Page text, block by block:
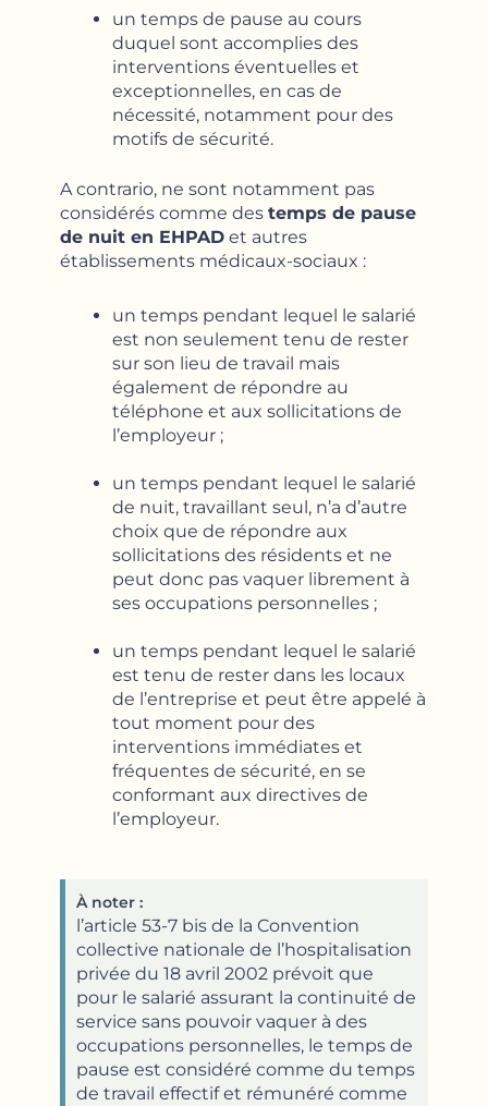
un temps de pause au cours
duquel sont accomplies des
interventions éventuelles et
exceptionnelles, en cas de
nécessité, notamment pour des
motifs de sécurité.
A contrario, ne sont notamment pas
considérés comme des temps de pause
de nuit en EHPAD et autres
établissements médicaux-sociaux :
un temps pendant lequel le salarié
est non seulement tenu de rester
sur son lieu de travail mais
également de répondre au
téléphone et aux sollicitations de
l’employeur ;
un temps pendant lequel le salarié
de nuit, travaillant seul, n’a d’autre
choix que de répondre aux
sollicitations des résidents et ne
peut donc pas vaquer librement à
ses occupations personnelles ;
un temps pendant lequel le salarié
est tenu de rester dans les locaux
de l’entreprise et peut être appelé à
tout moment pour des
interventions immédiates et
fréquentes de sécurité, en se
conformant aux directives de
l’employeur.
À noter :
l’article 53-7 bis de la Convention
collective nationale de l’hospitalisation
privée du 18 avril 2002 prévoit que
pour le salarié assurant la continuité de
service sans pouvoir vaquer à des
occupations personnelles, le temps de
pause est considéré comme du temps
de travail effectif et rémunéré comme